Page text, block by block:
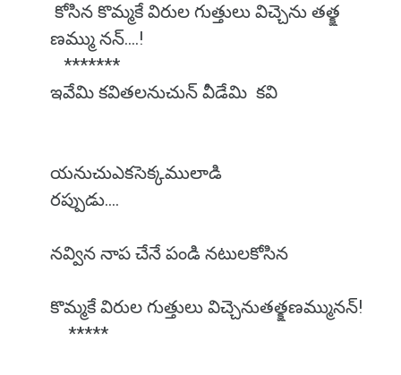
కోసిన కొమ్మకే విరుల గుత్తులు విచ్చెను తత్క్ష
ణమ్ము నన్....!
*******
ఇవేమి కవితలనుచున్ వీడేమి కవి
యనుచుఎకసెక్కములాడి
రప్పుడు....
నవ్విన నాప చేనే పండి నటులకోసిన
కొమ్మకే విరుల గుత్తులు విచ్చెనుతత్క్షణమ్మునన్!
*****